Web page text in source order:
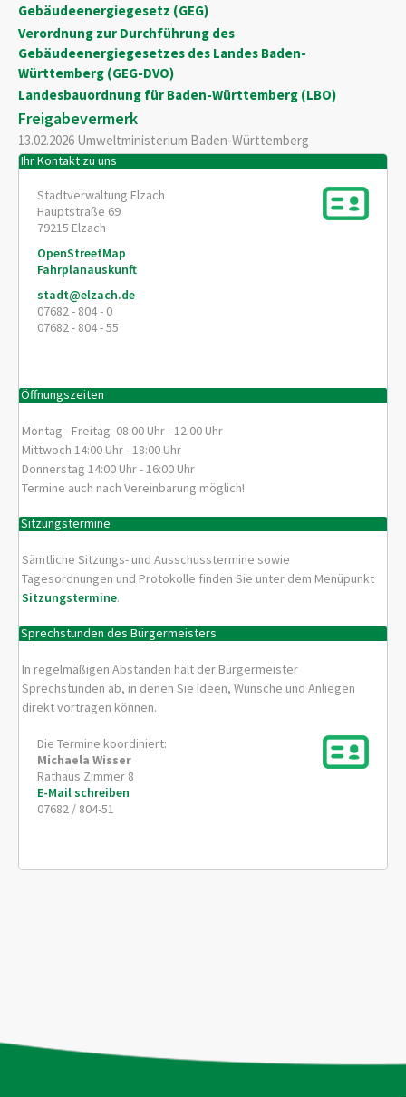
Gebäudeenergiegesetz (GEG)
Verordnung zur Durchführung des
Gebäudeenergiegesetzes des Landes Baden-
Württemberg (GEG-DVO)
Landesbauordnung für Baden-Württemberg (LBO)
Freigabevermerk
13.02.2026 Umweltministerium Baden-Württemberg
Ihr Kontakt zu uns
Stadtverwaltung Elzach
Hauptstraße 69
79215 Elzach
OpenStreetMap
Fahrplanauskunft
stadt@elzach.de
07682 - 804 - 0
07682 - 804 - 55
Öffnungszeiten
Montag - Freitag 08:00 Uhr - 12:00 Uhr
Mittwoch 14:00 Uhr - 18:00 Uhr
Donnerstag 14:00 Uhr - 16:00 Uhr
Termine auch nach Vereinbarung möglich!
Sitzungstermine
Sämtliche Sitzungs- und Ausschusstermine sowie
Tagesordnungen und Protokolle finden Sie unter dem Menüpunkt
Sitzungstermine.
Sprechstunden des Bürgermeisters
In regelmäßigen Abständen hält der Bürgermeister
Sprechstunden ab, in denen Sie Ideen, Wünsche und Anliegen
direkt vortragen können.
Die Termine koordiniert:
Michaela Wisser
Rathaus Zimmer 8
E-Mail schreiben
07682 / 804-51